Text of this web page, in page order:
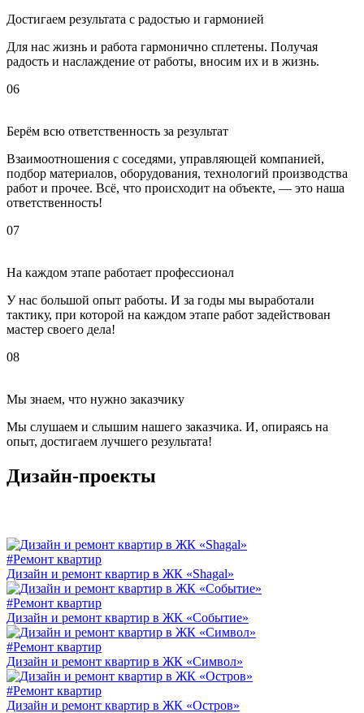
Достигаем результата с радостью и гармонией
Для нас жизнь и работа гармонично сплетены. Получая
радость и наслаждение от работы, вносим их и в жизнь.
06
Берём всю ответственность за результат
Взаимоотношения с соседями, управляющей компанией,
подбор материалов, оборудования, технологий производства
работ и прочее. Всё, что происходит на объекте, — это наша
ответственность!
07
На каждом этапе работает профессионал
У нас большой опыт работы. И за годы мы выработали
тактику, при которой на каждом этапе работ задействован
мастер своего дела!
08
Мы знаем, что нужно заказчику
Мы слушаем и слышим нашего заказчика. И, опираясь на
опыт, достигаем лучшего результата!
Дизайн-проекты
#Ремонт квартир
Дизайн и ремонт квартир в ЖК «Shagal»
#Ремонт квартир
Дизайн и ремонт квартир в ЖК «Событие»
#Ремонт квартир
Дизайн и ремонт квартир в ЖК «Символ»
#Ремонт квартир
Дизайн и ремонт квартир в ЖК «Остров»